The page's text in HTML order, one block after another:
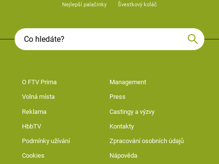
Nejlepší palačinky Švestkový koláč
O FTV Prima Management
Volná místa Press
Reklama Castingy a výzvy
HbbTV Kontakty
Podmínky užívání Zpracování osobních údajů
Cookies Nápověda